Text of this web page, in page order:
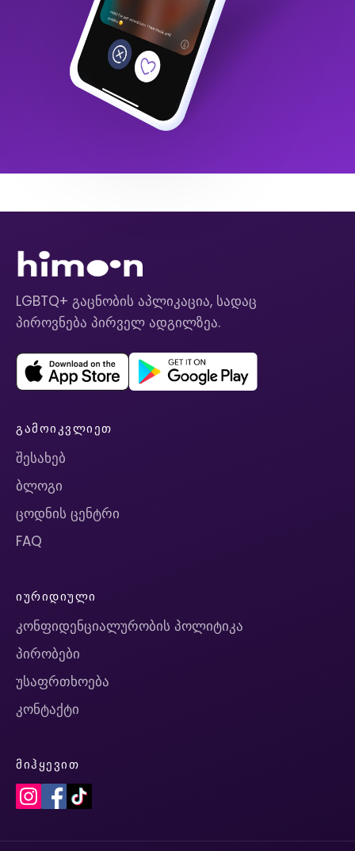
LGBTQ+ გაცნობის აპლიკაცია, სადაც
პიროვნება პირველ ადგილზეა.
ᲒᲐᲛᲝᲘᲙᲕᲚᲘᲔᲗ
შესახებ
ბლოგი
ცოდნის ცენტრი
FAQ
ᲘᲣᲠᲘᲓᲘᲣᲚᲘ
კონფიდენციალურობის პოლიტიკა
პირობები
უსაფრთხოება
კონტაქტი
ᲛᲘᲰᲧᲔᲕᲘᲗ